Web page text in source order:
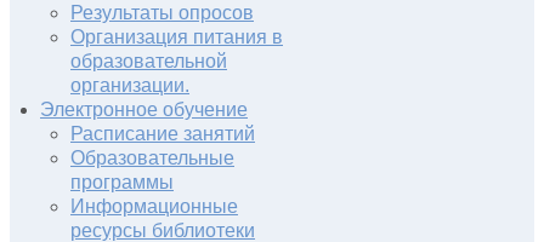
Результаты опросов
Организация питания в
образовательной
организации.
Электронное обучение
Расписание занятий
Образовательные
программы
Информационные
ресурсы библиотеки